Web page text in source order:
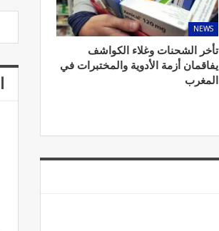
NEWS
تأخر الشحنات وغلاء الكواشف
يفاقمان أزمة الأدوية والمختبرات في
المغرب